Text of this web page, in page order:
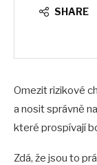
SHARE
Omezit rizikové
a nosit správně
které prospívají
Zdá, že jsou to